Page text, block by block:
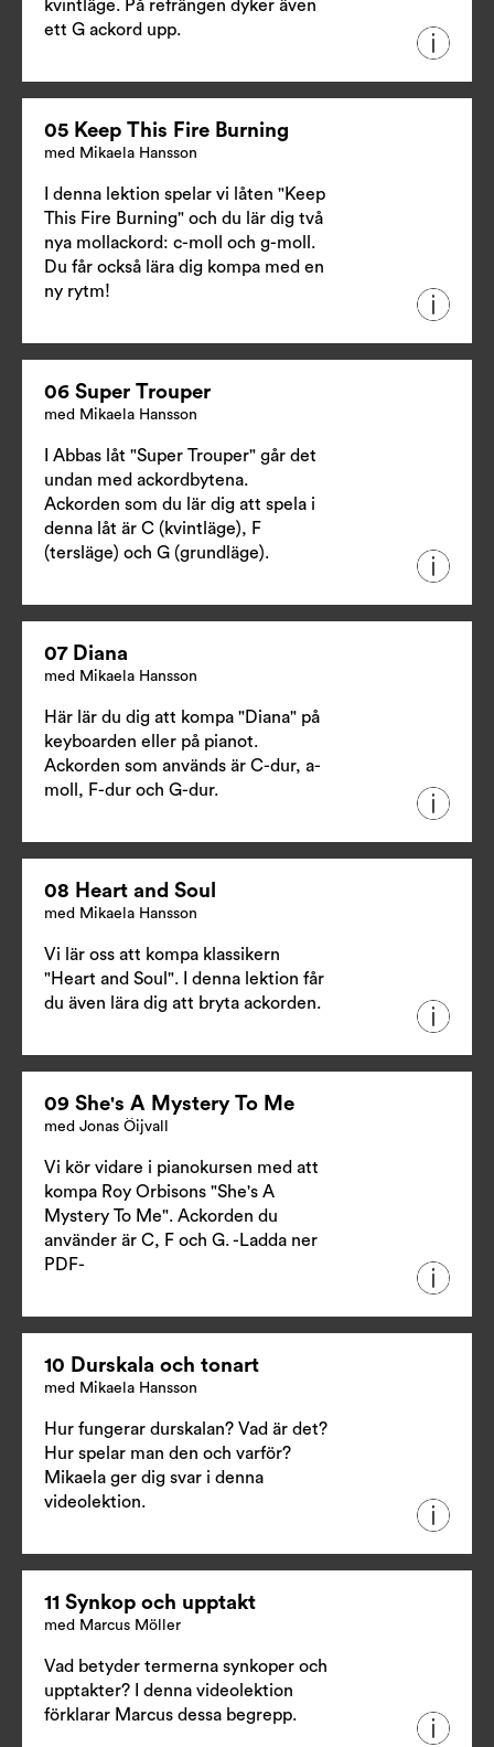
kvintläge. På refrängen dyker även
ett G ackord upp.
05 Keep This Fire Burning
med Mikaela Hansson
I denna lektion spelar vi låten "Keep
This Fire Burning" och du lär dig två
nya mollackord: c-moll och g-moll.
Du får också lära dig kompa med en
ny rytm!
06 Super Trouper
med Mikaela Hansson
I Abbas låt "Super Trouper" går det
undan med ackordbytena.
Ackorden som du lär dig att spela i
denna låt är C (kvintläge), F
(tersläge) och G (grundläge).
07 Diana
med Mikaela Hansson
Här lär du dig att kompa "Diana" på
keyboarden eller på pianot.
Ackorden som används är C-dur, a-
moll, F-dur och G-dur.
08 Heart and Soul
med Mikaela Hansson
Vi lär oss att kompa klassikern
"Heart and Soul". I denna lektion får
du även lära dig att bryta ackorden.
09 She's A Mystery To Me
med Jonas Öijvall
Vi kör vidare i pianokursen med att
kompa Roy Orbisons "She's A
Mystery To Me". Ackorden du
använder är C, F och G.-Ladda ner
PDF-
10 Durskala och tonart
med Mikaela Hansson
Hur fungerar durskalan? Vad är det?
Hur spelar man den och varför?
Mikaela ger dig svar i denna
videolektion.
11 Synkop och upptakt
med Marcus Möller
Vad betyder termerna synkoper och
upptakter? I denna videolektion
förklarar Marcus dessa begrepp.